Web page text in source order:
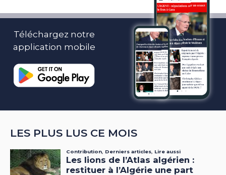
Téléchargez notre
application mobile
LES PLUS LUS CE MOIS